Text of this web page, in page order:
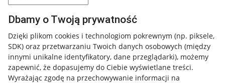
Dbamy o Twoją prywatność
Dzięki plikom cookies i technologiom pokrewnym (np. piksele,
SDK) oraz przetwarzaniu Twoich danych osobowych (między
innymi unikalne identyfikatory, dane przeglądarki), możemy
zapewnić, że dopasujemy do Ciebie wyświetlane treści.
Wyrażając zgodę na przechowywanie informacji na